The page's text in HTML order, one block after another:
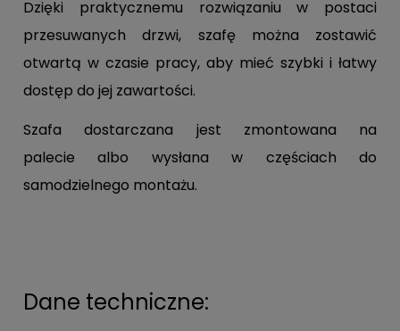
Dzięki praktycznemu rozwiązaniu w postaci
przesuwanych drzwi, szafę można zostawić
otwartą w czasie pracy, aby mieć szybki i łatwy
dostęp do jej zawartości.
Szafa dostarczana jest zmontowana na
palecie albo wysłana w częściach do
samodzielnego montażu.
Dane techniczne: